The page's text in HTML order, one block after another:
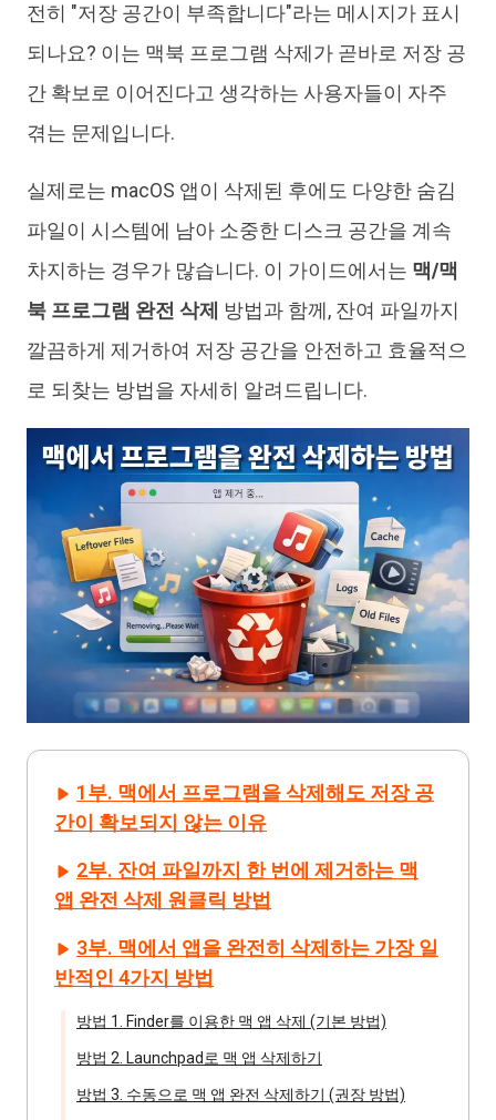
전히 "저장 공간이 부족합니다"라는 메시지가 표시
되나요? 이는 맥북 프로그램 삭제가 곧바로 저장 공
간 확보로 이어진다고 생각하는 사용자들이 자주
겪는 문제입니다.
실제로는 macOS 앱이 삭제된 후에도 다양한 숨김
파일이 시스템에 남아 소중한 디스크 공간을 계속
차지하는 경우가 많습니다. 이 가이드에서는 맥/맥
북 프로그램 완전 삭제 방법과 함께, 잔여 파일까지
깔끔하게 제거하여 저장 공간을 안전하고 효율적으
로 되찾는 방법을 자세히 알려드립니다.
1부. 맥에서 프로그램을 삭제해도 저장 공
간이 확보되지 않는 이유
2부. 잔여 파일까지 한 번에 제거하는 맥
앱 완전 삭제 원클릭 방법
3부. 맥에서 앱을 완전히 삭제하는 가장 일
반적인 4가지 방법
방법 1. Finder를 이용한 맥 앱 삭제 (기본 방법)
방법 2. Launchpad로 맥 앱 삭제하기
방법 3. 수동으로 맥 앱 완전 삭제하기 (권장 방법)